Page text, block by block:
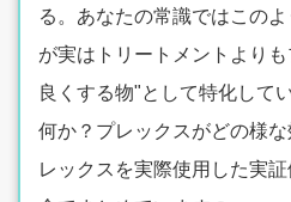
る。あなたの常識ではこの
が実はトリートメントより
良くする物"として特化して
何か？プレックスがどの様
レックスを実際使用した実